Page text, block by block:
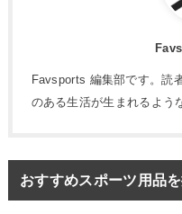
Favsports 編集部です。読
のある生活が生まれるよう
おすすめスポーツ用品